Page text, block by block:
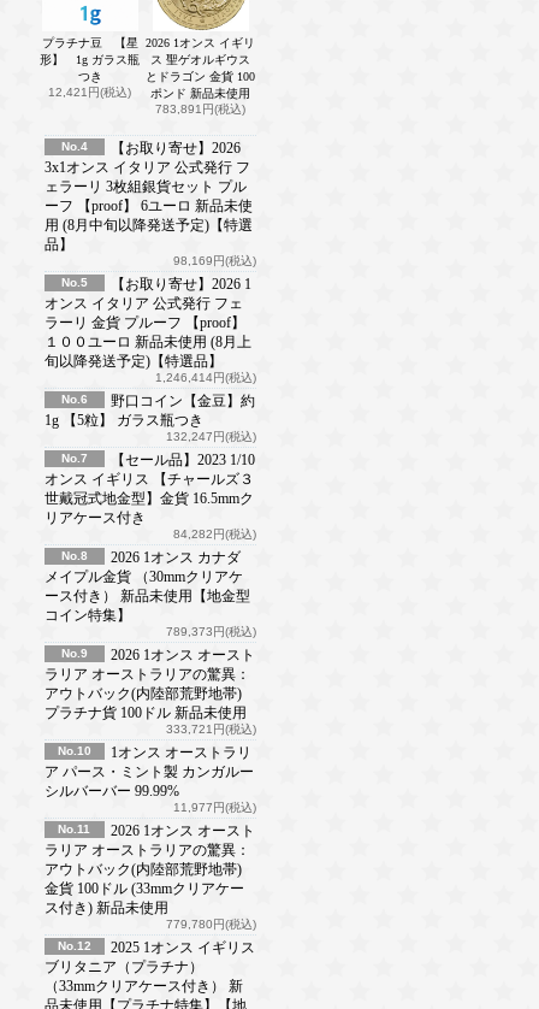
プラチナ豆 【星
形】 1g ガラス瓶
つき
12,421円(税込)
2026 1オンス イギリ
ス 聖ゲオルギウス
とドラゴン 金貨 100
ポンド 新品未使用
783,891円(税込)
No.4
【お取り寄せ】2026
3x1オンス イタリア 公式発行 フ
ェラーリ 3枚組銀貨セット プル
ーフ 【proof】 6ユーロ 新品未使
用 (8月中旬以降発送予定)【特選
品】
98,169円(税込)
No.5
【お取り寄せ】2026 1
オンス イタリア 公式発行 フェ
ラーリ 金貨 プルーフ 【proof】
１００ユーロ 新品未使用 (8月上
旬以降発送予定)【特選品】
1,246,414円(税込)
No.6
野口コイン【金豆】約
1g 【5粒】 ガラス瓶つき
132,247円(税込)
No.7
【セール品】2023 1/10
オンス イギリス 【チャールズ３
世戴冠式地金型】金貨 16.5mmク
リアケース付き
84,282円(税込)
No.8
2026 1オンス カナダ
メイプル金貨 （30mmクリアケ
ース付き） 新品未使用【地金型
コイン特集】
789,373円(税込)
No.9
2026 1オンス オースト
ラリア オーストラリアの驚異：
アウトバック(内陸部荒野地帯)
プラチナ貨 100ドル 新品未使用
333,721円(税込)
No.10
1オンス オーストラリ
ア パース・ミント製 カンガルー
シルバーバー 99.99%
11,977円(税込)
No.11
2026 1オンス オースト
ラリア オーストラリアの驚異：
アウトバック(内陸部荒野地帯)
金貨 100ドル (33mmクリアケー
ス付き) 新品未使用
779,780円(税込)
No.12
2025 1オンス イギリス
ブリタニア（プラチナ）
（33mmクリアケース付き） 新
品未使用【プラチナ特集】【地